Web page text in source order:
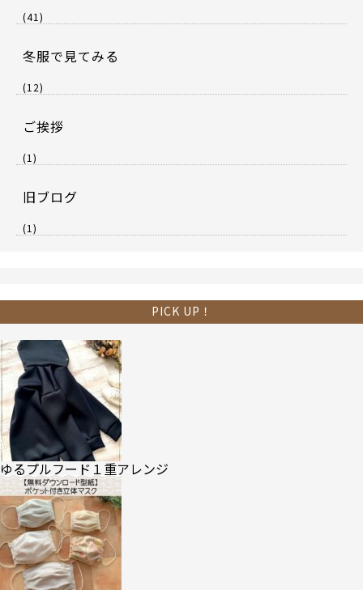
(41)
冬服で見てみる
(12)
ご挨拶
(1)
旧ブログ
(1)
PICK UP！
ゆるプルフード１重アレンジ